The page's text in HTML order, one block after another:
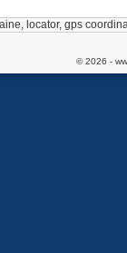
locator, gps
© 2026 -